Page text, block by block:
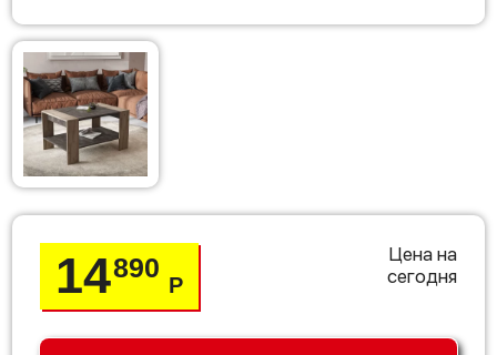
14890
Р
Цена на
сегодня